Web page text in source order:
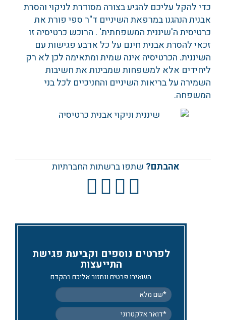
כדי להקל עליכם להגיע בצורה מסודרת לניקוי והסרת
אבנית הנהגנו במרפאת השיניים ד"ר ספי פורת את
כרטיסית ה'שיננית המשפחתית' . הרוכש כרטיסיה זו
זכאי להסרת אבנית חינם על כל ארבע פגישות עם
השיננית. הכרטיסיה אינה שמית ומתאימה לכן לא רק
ליחידים אלא למשפחות שמבינות את חשיבות
השמירה על בריאות השיניים והחניכיים לכל בני
המשפחה.
אהבתם? שתפו ברשתות החברתיות
לפרטים נוספים וקביעת פגישת
התייעצות
השאירו פרטים ונחזור אליכם בהקדם